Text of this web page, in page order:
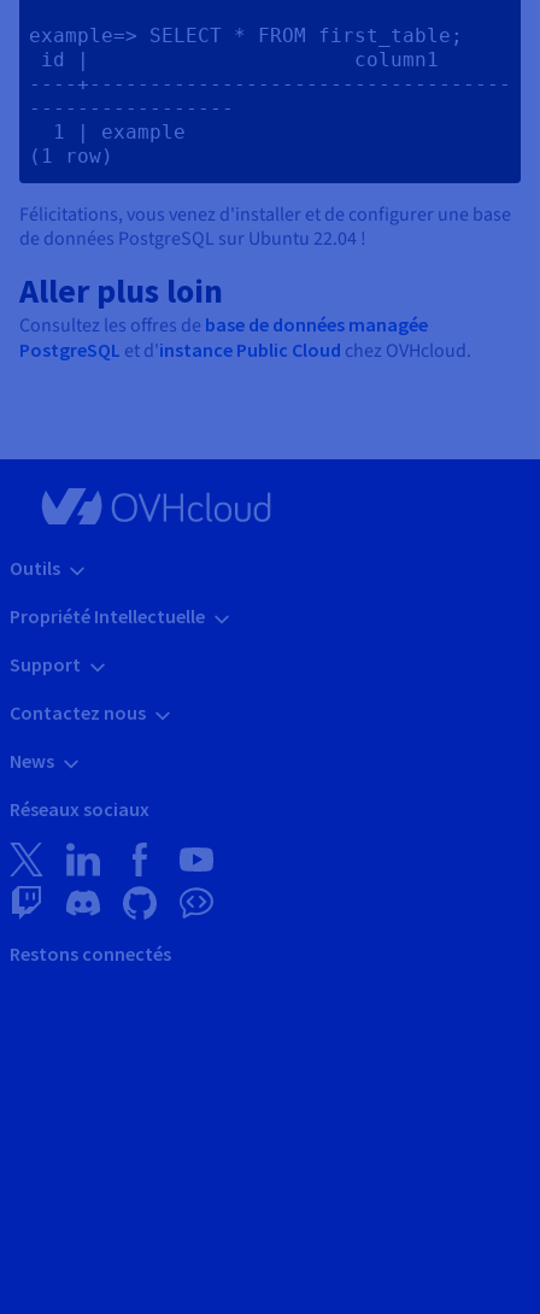
example=> SELECT * FROM first_table;
----+-----------------------------------
-----------------
(1 row)
Félicitations, vous venez d'installer et de configurer une base
de données PostgreSQL sur Ubuntu 22.04 !
Aller plus loin
Consultez les offres de base de données managée
PostgreSQL et d'instance Public Cloud chez OVHcloud.
Outils
Propriété Intellectuelle
Support
Contactez nous
News
Réseaux sociaux
Restons connectés